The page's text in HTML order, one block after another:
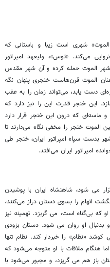
شهری است زیبا و باستانی که
می‌کند. «توس»، ولیعهد امپراتور
شهر الموت حمله کرده و آن شهر مقدس
الموت قرن‌هاست خنجری پنهان نگه
دست یابد، می‌تواند زمان را به عقب
این خنجر قدرت این را نیز دارد که
ماسه‌ای که درون این خنجر قرار دارد
الموت خنجر را مخفی نگاه می‌دارند تا
بدست سپاه امپراتور ایران، خنجر طی
امپراتور ایران می‌افتد.
می شود، شاهنشاه ایران با پوشیدن
اتهام را بسوی دستان دراز می‌کنند،
که بی‌گناه است، می گریزد. تهمینه نیز
او روان می شود. دستان بزودی
«نظام» را خبردار کند. نظام تنها
هنگام ملاقات با او متوجه می‌شود که
باز هم می گریزد، و مجبور می‌شود با